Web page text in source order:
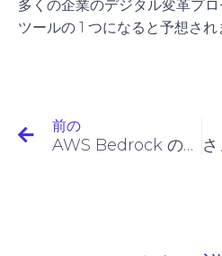
多くの企業のデジタル変革プ
ツールの 1 つになると予想され
前の
AWS Bedrock の使い方価格設定と節約のヒントをすべてご紹介します。